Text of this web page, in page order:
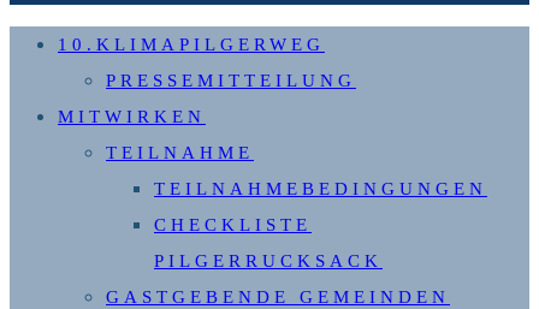
10.KLIMAPILGERWEG
PRESSEMITTEILUNG
MITWIRKEN
TEILNAHME
TEILNAHMEBEDINGUNGEN
CHECKLISTE
PILGERRUCKSACK
GASTGEBENDE GEMEINDEN